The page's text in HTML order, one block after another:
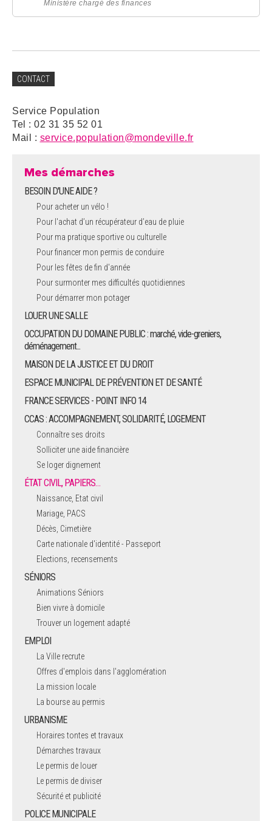
Ministère chargé des finances
CONTACT
Service Population
Tel : 02 31 35 52 01
Mail : service.population@mondeville.fr
Mes démarches
BESOIN D'UNE AIDE ?
Pour acheter un vélo !
Pour l'achat d’un récupérateur d’eau de pluie
Pour ma pratique sportive ou culturelle
Pour financer mon permis de conduire
Pour les fêtes de fin d'année
Pour surmonter mes difficultés quotidiennes
Pour démarrer mon potager
LOUER UNE SALLE
OCCUPATION DU DOMAINE PUBLIC : marché, vide-greniers,
déménagement...
MAISON DE LA JUSTICE ET DU DROIT
ESPACE MUNICIPAL DE PRÉVENTION ET DE SANTÉ
FRANCE SERVICES - POINT INFO 14
CCAS : ACCOMPAGNEMENT, SOLIDARITÉ, LOGEMENT
Connaître ses droits
Solliciter une aide financière
Se loger dignement
ÉTAT CIVIL, PAPIERS…
Naissance, Etat civil
Mariage, PACS
Décès, Cimetière
Carte nationale d'identité - Passeport
Elections, recensements
SÉNIORS
Animations Séniors
Bien vivre à domicile
Trouver un logement adapté
EMPLOI
La Ville recrute
Offres d'emplois dans l'agglomération
La mission locale
La bourse au permis
URBANISME
Horaires tontes et travaux
Démarches travaux
Le permis de louer
Le permis de diviser
Sécurité et publicité
POLICE MUNICIPALE